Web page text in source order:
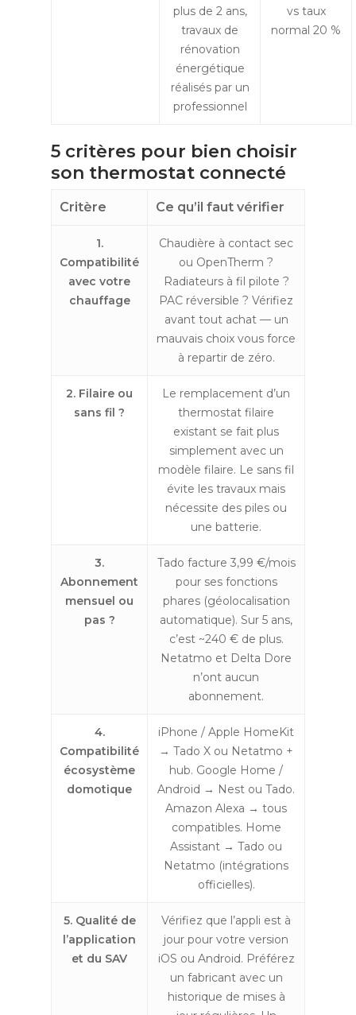
plus de 2 ans,
travaux de
rénovation
énergétique
réalisés par un
professionnel
vs taux
normal 20 %
5 critères pour bien choisir
son thermostat connecté
Critère Ce qu’il faut vérifier
1.
Compatibilité
avec votre
chauffage
Chaudière à contact sec
ou OpenTherm ?
Radiateurs à fil pilote ?
PAC réversible ? Vérifiez
avant tout achat — un
mauvais choix vous force
à repartir de zéro.
2. Filaire ou
sans fil ?
Le remplacement d’un
thermostat filaire
existant se fait plus
simplement avec un
modèle filaire. Le sans fil
évite les travaux mais
nécessite des piles ou
une batterie.
3.
Abonnement
mensuel ou
pas ?
Tado facture 3,99 €/mois
pour ses fonctions
phares (géolocalisation
automatique). Sur 5 ans,
c’est ~240 € de plus.
Netatmo et Delta Dore
n’ont aucun
abonnement.
4.
Compatibilité
écosystème
domotique
iPhone / Apple HomeKit
→ Tado X ou Netatmo +
hub. Google Home /
Android → Nest ou Tado.
Amazon Alexa → tous
compatibles. Home
Assistant → Tado ou
Netatmo (intégrations
officielles).
5. Qualité de
l’application
et du SAV
Vérifiez que l’appli est à
jour pour votre version
iOS ou Android. Préférez
un fabricant avec un
historique de mises à